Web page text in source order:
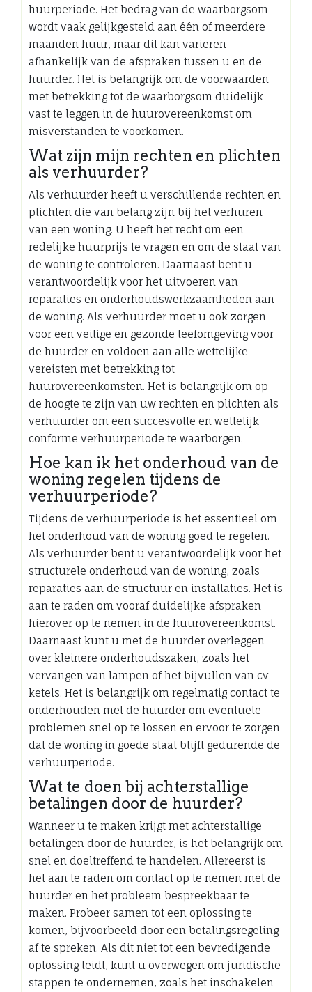
huurperiode. Het bedrag van de waarborgsom
wordt vaak gelijkgesteld aan één of meerdere
maanden huur, maar dit kan variëren
afhankelijk van de afspraken tussen u en de
huurder. Het is belangrijk om de voorwaarden
met betrekking tot de waarborgsom duidelijk
vast te leggen in de huurovereenkomst om
misverstanden te voorkomen.
Wat zijn mijn rechten en plichten
als verhuurder?
Als verhuurder heeft u verschillende rechten en
plichten die van belang zijn bij het verhuren
van een woning. U heeft het recht om een
redelijke huurprijs te vragen en om de staat van
de woning te controleren. Daarnaast bent u
verantwoordelijk voor het uitvoeren van
reparaties en onderhoudswerkzaamheden aan
de woning. Als verhuurder moet u ook zorgen
voor een veilige en gezonde leefomgeving voor
de huurder en voldoen aan alle wettelijke
vereisten met betrekking tot
huurovereenkomsten. Het is belangrijk om op
de hoogte te zijn van uw rechten en plichten als
verhuurder om een succesvolle en wettelijk
conforme verhuurperiode te waarborgen.
Hoe kan ik het onderhoud van de
woning regelen tijdens de
verhuurperiode?
Tijdens de verhuurperiode is het essentieel om
het onderhoud van de woning goed te regelen.
Als verhuurder bent u verantwoordelijk voor het
structurele onderhoud van de woning, zoals
reparaties aan de structuur en installaties. Het is
aan te raden om vooraf duidelijke afspraken
hierover op te nemen in de huurovereenkomst.
Daarnaast kunt u met de huurder overleggen
over kleinere onderhoudszaken, zoals het
vervangen van lampen of het bijvullen van cv-
ketels. Het is belangrijk om regelmatig contact te
onderhouden met de huurder om eventuele
problemen snel op te lossen en ervoor te zorgen
dat de woning in goede staat blijft gedurende de
verhuurperiode.
Wat te doen bij achterstallige
betalingen door de huurder?
Wanneer u te maken krijgt met achterstallige
betalingen door de huurder, is het belangrijk om
snel en doeltreffend te handelen. Allereerst is
het aan te raden om contact op te nemen met de
huurder en het probleem bespreekbaar te
maken. Probeer samen tot een oplossing te
komen, bijvoorbeeld door een betalingsregeling
af te spreken. Als dit niet tot een bevredigende
oplossing leidt, kunt u overwegen om juridische
stappen te ondernemen, zoals het inschakelen